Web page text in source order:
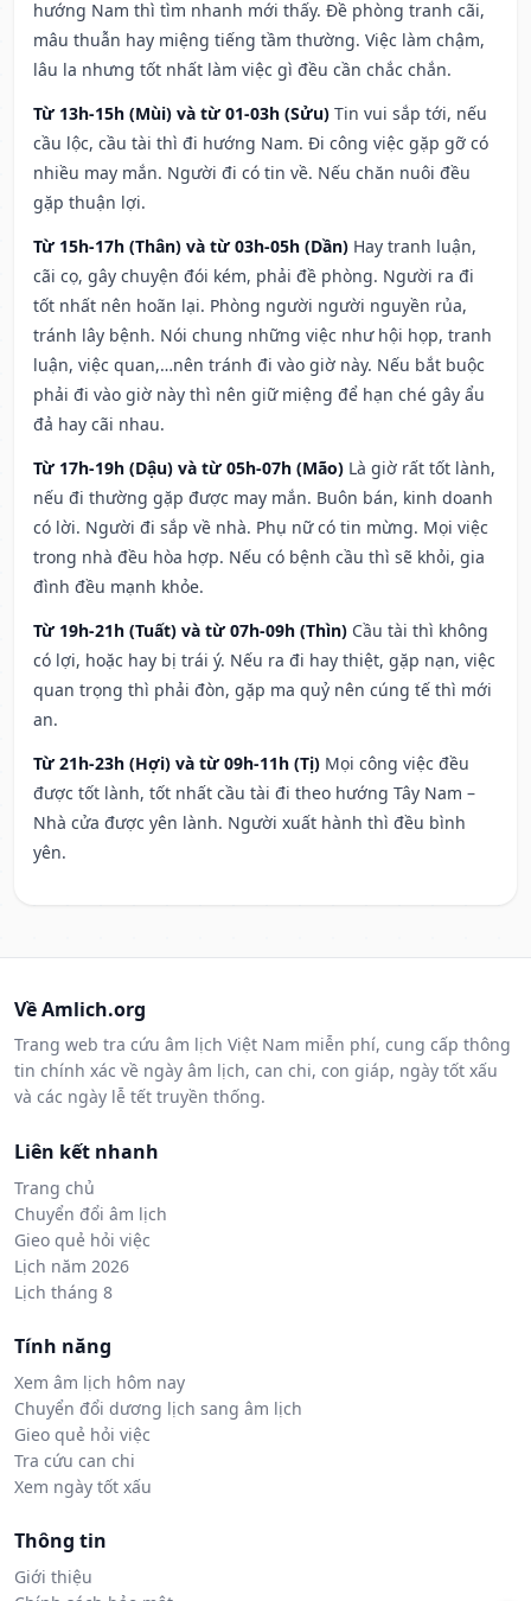
hướng Nam thì tìm nhanh mới thấy. Đề phòng tranh cãi,
mâu thuẫn hay miệng tiếng tầm thường. Việc làm chậm,
lâu la nhưng tốt nhất làm việc gì đều cần chắc chắn.
Từ 13h-15h (Mùi) và từ 01-03h (Sửu) Tin vui sắp tới, nếu
cầu lộc, cầu tài thì đi hướng Nam. Đi công việc gặp gỡ có
nhiều may mắn. Người đi có tin về. Nếu chăn nuôi đều
gặp thuận lợi.
Từ 15h-17h (Thân) và từ 03h-05h (Dần) Hay tranh luận,
cãi cọ, gây chuyện đói kém, phải đề phòng. Người ra đi
tốt nhất nên hoãn lại. Phòng người người nguyền rủa,
tránh lây bệnh. Nói chung những việc như hội họp, tranh
luận, việc quan,…nên tránh đi vào giờ này. Nếu bắt buộc
phải đi vào giờ này thì nên giữ miệng để hạn ché gây ẩu
đả hay cãi nhau.
Từ 17h-19h (Dậu) và từ 05h-07h (Mão) Là giờ rất tốt lành,
nếu đi thường gặp được may mắn. Buôn bán, kinh doanh
có lời. Người đi sắp về nhà. Phụ nữ có tin mừng. Mọi việc
trong nhà đều hòa hợp. Nếu có bệnh cầu thì sẽ khỏi, gia
đình đều mạnh khỏe.
Từ 19h-21h (Tuất) và từ 07h-09h (Thìn) Cầu tài thì không
có lợi, hoặc hay bị trái ý. Nếu ra đi hay thiệt, gặp nạn, việc
quan trọng thì phải đòn, gặp ma quỷ nên cúng tế thì mới
an.
Từ 21h-23h (Hợi) và từ 09h-11h (Tị) Mọi công việc đều
được tốt lành, tốt nhất cầu tài đi theo hướng Tây Nam –
Nhà cửa được yên lành. Người xuất hành thì đều bình
yên.
Về Amlich.org
Trang web tra cứu âm lịch Việt Nam miễn phí, cung cấp thông
tin chính xác về ngày âm lịch, can chi, con giáp, ngày tốt xấu
và các ngày lễ tết truyền thống.
Liên kết nhanh
Trang chủ
Chuyển đổi âm lịch
Gieo quẻ hỏi việc
Lịch năm 2026
Lịch tháng 8
Tính năng
Xem âm lịch hôm nay
Chuyển đổi dương lịch sang âm lịch
Gieo quẻ hỏi việc
Tra cứu can chi
Xem ngày tốt xấu
Thông tin
Giới thiệu